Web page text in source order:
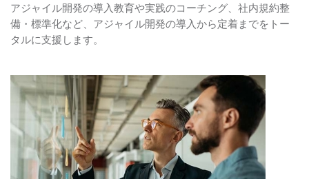
アジャイル開発の導入教育や実践のコーチング、社内規約整
備・標準化など、アジャイル開発の導入から定着までをトー
タルに支援します。